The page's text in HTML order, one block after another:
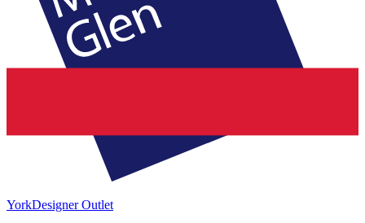
YorkDesigner Outlet